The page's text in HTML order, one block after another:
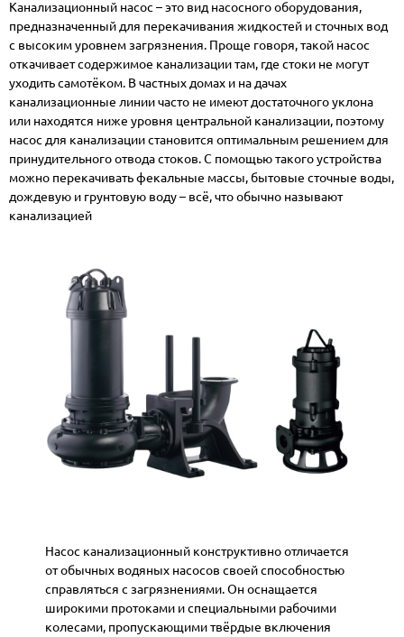
Канализационный насос – это вид насосного оборудования,
предназначенный для перекачивания жидкостей и сточных вод
с высоким уровнем загрязнения. Проще говоря, такой насос
откачивает содержимое канализации там, где стоки не могут
уходить самотёком. В частных домах и на дачах
канализационные линии часто не имеют достаточного уклона
или находятся ниже уровня центральной канализации, поэтому
насос для канализации становится оптимальным решением для
принудительного отвода стоков. С помощью такого устройства
можно перекачивать фекальные массы, бытовые сточные воды,
дождевую и грунтовую воду – всё, что обычно называют
канализацией
Насос канализационный конструктивно отличается
от обычных водяных насосов своей способностью
справляться с загрязнениями. Он оснащается
широкими протоками и специальными рабочими
колесами, пропускающими твёрдые включения